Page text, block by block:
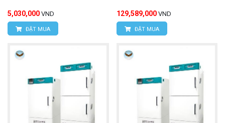
5,030,000 VND
ĐẶT MUA
129,589,000 VND
ĐẶT MUA